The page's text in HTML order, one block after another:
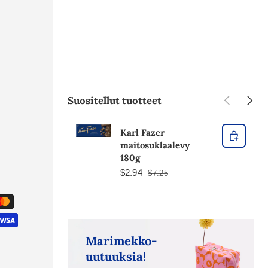
Suositellut tuotteet Edellinen
Karl Fazer
maitosuklaalevy
180g
$2.94 $7.25
Marimekko-
uutuuksia!